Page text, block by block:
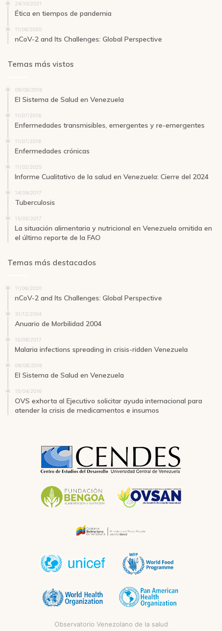
24/10/2021
Ética en tiempos de pandemia
11/06/2020
nCoV-2 and Its Challenges: Global Perspective
Temas más vistos
09/08/2016
El Sistema de Salud en Venezuela
11/07/2016
Enfermedades transmisibles, emergentes y re-emergentes
11/07/2016
Enfermedades crónicas
11/02/2025
Informe Cualitativo de la salud en Venezuela: Cierre del 2024
14/09/2017
Tuberculosis
15/02/2017
La situación alimentaria y nutricional en Venezuela omitida en
el último reporte de la FAO
Temas más destacados
11/06/2020
nCoV-2 and Its Challenges: Global Perspective
31/12/2004
Anuario de Morbilidad 2004
15/08/2017
Malaria infections spreading in crisis-ridden Venezuela
09/08/2016
El Sistema de Salud en Venezuela
15/04/2016
OVS exhorta al Ejecutivo solicitar ayuda internacional para
atender la crisis de medicamentos e insumos
Observatorio Venezolano de la salud